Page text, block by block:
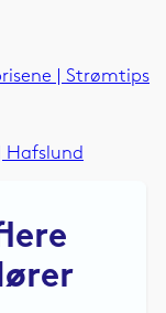
| Strømtips
Hafslund